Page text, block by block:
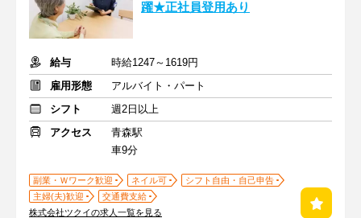
躍★正社員登用あり
給与
時給1247～1619円
雇用形態
アルバイト・パート
シフト
週2日以上
アクセス
青森駅
車9分
副業・Ｗワーク歓迎 ネイル可
シフト自由・自己申告
主婦(夫)歓迎
交通費支給
株式会社ツクイの求人一覧を見る